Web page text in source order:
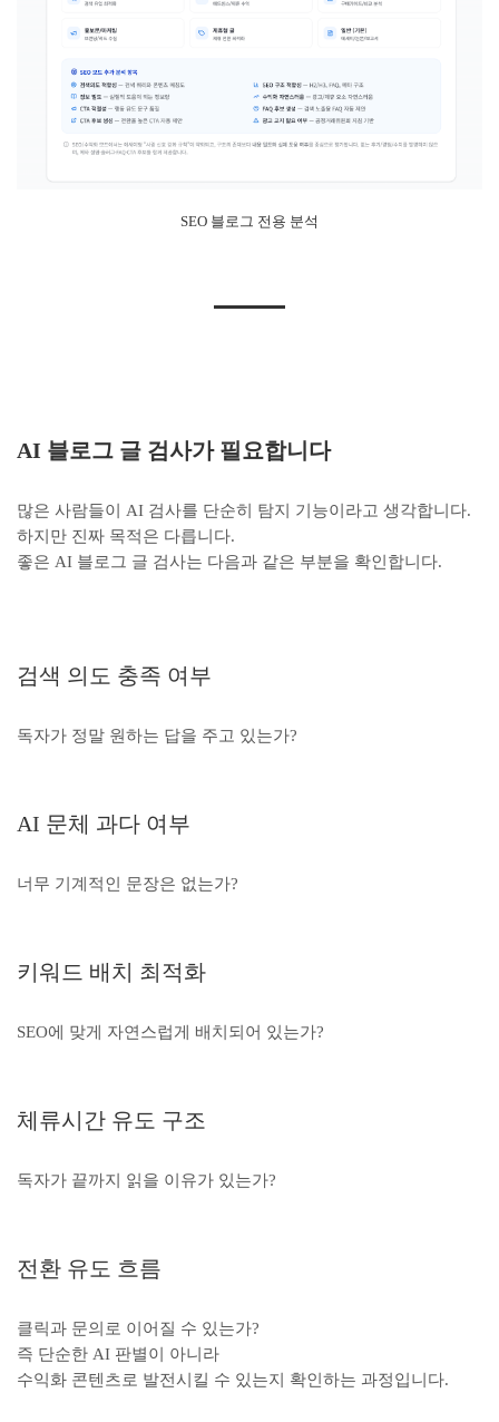
SEO 블로그 전용 분석
AI 블로그 글 검사가 필요합니다
많은 사람들이 AI 검사를 단순히 탐지 기능이라고 생각합니다.
하지만 진짜 목적은 다릅니다.
좋은 AI 블로그 글 검사는 다음과 같은 부분을 확인합니다.
검색 의도 충족 여부
독자가 정말 원하는 답을 주고 있는가?
AI 문체 과다 여부
너무 기계적인 문장은 없는가?
키워드 배치 최적화
SEO에 맞게 자연스럽게 배치되어 있는가?
체류시간 유도 구조
독자가 끝까지 읽을 이유가 있는가?
전환 유도 흐름
클릭과 문의로 이어질 수 있는가?
즉 단순한 AI 판별이 아니라
수익화 콘텐츠로 발전시킬 수 있는지 확인하는 과정입니다.